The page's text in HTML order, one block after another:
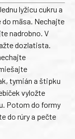
lyžicu cukru a
mäsa. Nechajte
nadrobno. V
dozlatista.
tymián a štipku
vyložte
Potom do formy
do rúry a pečte